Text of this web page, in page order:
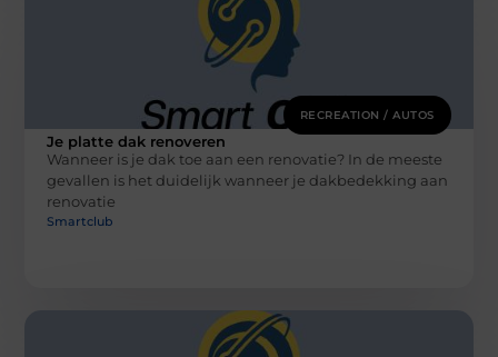
RECREATION / AUTOS
Je platte dak renoveren
Wanneer is je dak toe aan een renovatie? In de meeste
gevallen is het duidelijk wanneer je dakbedekking aan
renovatie
Smartclub